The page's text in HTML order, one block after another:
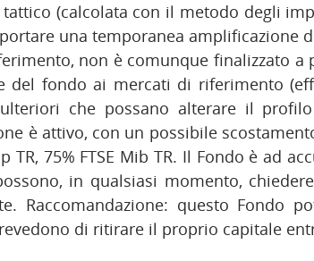
(calcolata con il metodo degli
una temporanea amplificazione
non è comunque finalizzato a
del fondo ai mercati di riferimento
che possano alterare il
è attivo, con un possibile
TR, 75% FTSE Mib TR. Il Fondo è ad
in qualsiasi momento,
Raccomandazione: questo Fondo
di ritirare il proprio capitale